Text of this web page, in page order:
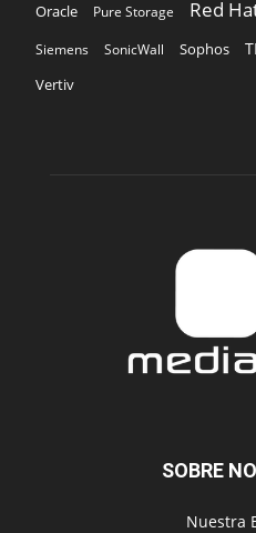
Oracle Pure Storage Red
Siemens SonicWall Sophos
Vertiv
SOBRE
Nuestra